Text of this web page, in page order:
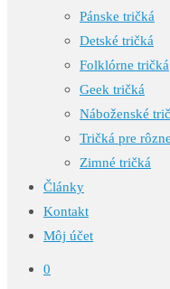
Pánske tričká
Detské tričká
Folklórne tričká
Geek tričká
Náboženské
Tričká pre
Zimné tričká
Články
Kontakt
Môj účet
0